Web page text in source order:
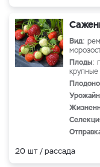
Вид:
Плоды:
20 шт / рассада